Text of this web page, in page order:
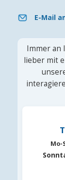
E-Mail
Immer an
lieber mit
Mo-